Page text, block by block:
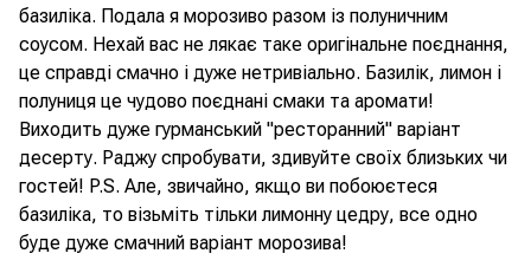
базиліка. Подала я морозиво разом із полуничним
соусом. Нехай вас не лякає таке оригінальне поєднання,
це справді смачно і дуже нетривіально. Базилік, лимон і
полуниця це чудово поєднані смаки та аромати!
Виходить дуже гурманський "ресторанний" варіант
десерту. Раджу спробувати, здивуйте своїх близьких чи
гостей! P.S. Але, звичайно, якщо ви побоюєтеся
базиліка, то візьміть тільки лимонну цедру, все одно
буде дуже смачний варіант морозива!